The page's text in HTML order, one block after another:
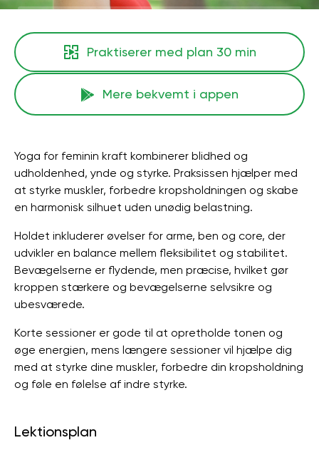
Praktiserer med plan 30 min
Mere bekvemt i appen
Yoga for feminin kraft kombinerer blidhed og
udholdenhed, ynde og styrke. Praksissen hjælper med
at styrke muskler, forbedre kropsholdningen og skabe
en harmonisk silhuet uden unødig belastning.
Holdet inkluderer øvelser for arme, ben og core, der
udvikler en balance mellem fleksibilitet og stabilitet.
Bevægelserne er flydende, men præcise, hvilket gør
kroppen stærkere og bevægelserne selvsikre og
ubesværede.
Korte sessioner er gode til at opretholde tonen og
øge energien, mens længere sessioner vil hjælpe dig
med at styrke dine muskler, forbedre din kropsholdning
og føle en følelse af indre styrke.
Lektionsplan